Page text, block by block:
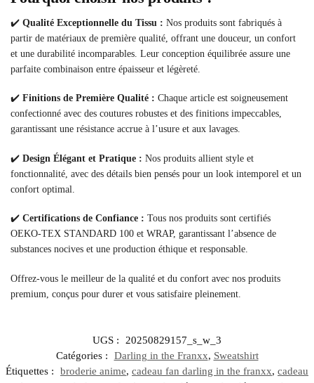
✔️ Qualité Exceptionnelle du Tissu : Nos produits sont fabriqués à
partir de matériaux de première qualité, offrant une douceur, un confort
et une durabilité incomparables. Leur conception équilibrée assure une
parfaite combinaison entre épaisseur et légèreté.
✔️ Finitions de Première Qualité : Chaque article est soigneusement
confectionné avec des coutures robustes et des finitions impeccables,
garantissant une résistance accrue à l’usure et aux lavages.
✔️ Design Élégant et Pratique : Nos produits allient style et
fonctionnalité, avec des détails bien pensés pour un look intemporel et un
confort optimal.
✔️ Certifications de Confiance : Tous nos produits sont certifiés
OEKO-TEX STANDARD 100 et WRAP, garantissant l’absence de
substances nocives et une production éthique et responsable.
Offrez-vous le meilleur de la qualité et du confort avec nos produits
premium, conçus pour durer et vous satisfaire pleinement.
UGS :
20250829157_s_w_3
Catégories :
Darling in the Franxx, Sweatshirt
Étiquettes :
broderie anime, cadeau fan darling in the franxx, cadeau